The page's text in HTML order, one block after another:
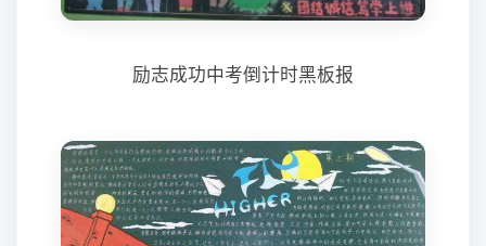
励志成功中考倒计时黑板报